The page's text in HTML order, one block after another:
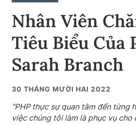
Nhân Viên
Tiêu Biểu Của
Sarah Branch
30 THÁNG MƯỜI HAI 2022
"PHP thực sự quan tâm đến từng
việc chúng tôi làm là phục vụ cho